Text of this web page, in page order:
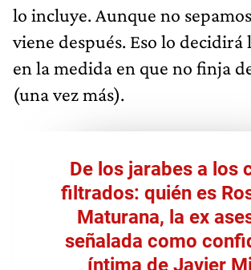
lo incluye. Aunque no
viene después. Eso lo decidirá
en la medida en que no finja
(una vez más).
De los jarabes a los
filtrados: quién es
Maturana, la ex
señalada como
íntima de Javier